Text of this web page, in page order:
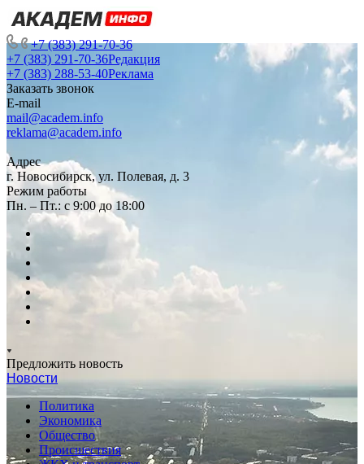
+7 (383) 291-70-36
+7 (383) 291-70-36Редакция
+7 (383) 288-53-40Реклама
Заказать звонок
E-mail
mail@academ.info
reklama@academ.info
Адрес
г. Новосибирск, ул. Полевая, д. 3
Режим работы
Пн. – Пт.: с 9:00 до 18:00
Предложить новость
Новости
Политика
Экономика
Общество
Происшествия